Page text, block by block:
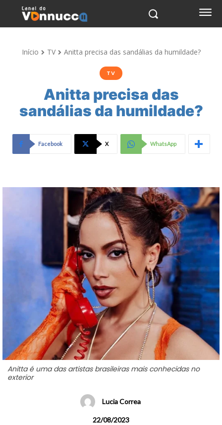
Início TV Anitta precisa das sandálias da humildade?
TV
Anitta precisa das
sandálias da humildade?
Facebook X WhatsApp
Anitta é uma das artistas brasileiras mais conhecidas no
exterior
Lucia Correa
22/08/2023